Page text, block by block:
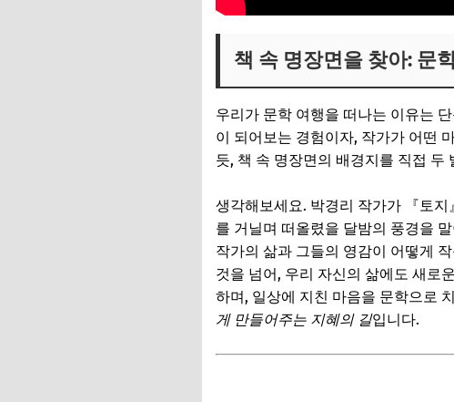
책 속 명장면을 찾아: 문
우리가 문학 여행을 떠나는 이유는 단
이 되어보는 경험이자, 작가가 어떤
듯, 책 속 명장면의 배경지를 직접 두
생각해보세요. 박경리 작가가 『토
를 거닐며 떠올렸을 달밤의 풍경을
작가의 삶과 그들의 영감이 어떻게
것을 넘어, 우리 자신의 삶에도 새로
하며, 일상에 지친 마음을 문학으로
게 만들어주는 지혜의 길입니다.